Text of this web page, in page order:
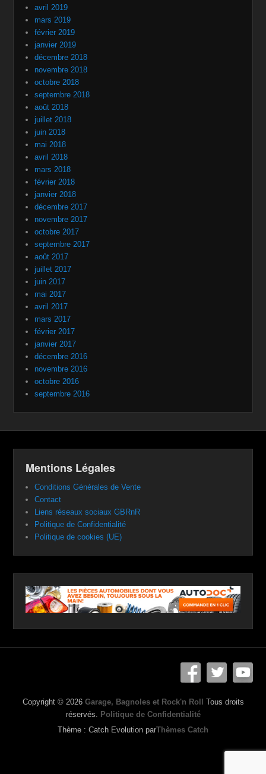
avril 2019
mars 2019
février 2019
janvier 2019
décembre 2018
novembre 2018
octobre 2018
septembre 2018
août 2018
juillet 2018
juin 2018
mai 2018
avril 2018
mars 2018
février 2018
janvier 2018
décembre 2017
novembre 2017
octobre 2017
septembre 2017
août 2017
juillet 2017
juin 2017
mai 2017
avril 2017
mars 2017
février 2017
janvier 2017
décembre 2016
novembre 2016
octobre 2016
septembre 2016
Mentions Légales
Conditions Générales de Vente
Contact
Liens réseaux sociaux GBRnR
Politique de Confidentialité
Politique de cookies (UE)
Copyright © 2026 Garage, Bagnoles et Rock'n Roll Tous droits
réservés. Politique de Confidentialité
Thème : Catch Evolution parThèmes Catch